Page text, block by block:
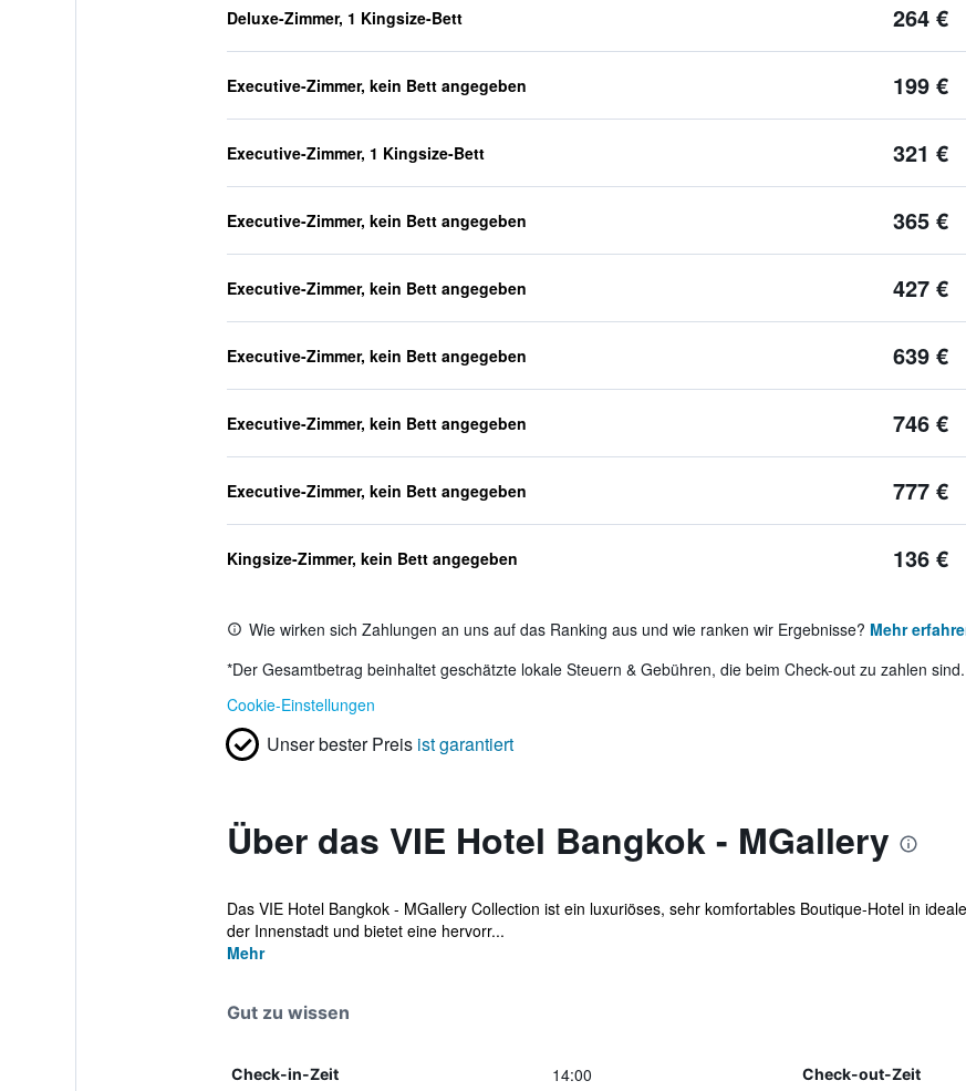
Deluxe-Zimmer, 1 Kingsize-Bett 264 €
Executive-Zimmer, kein Bett angegeben 199 €
Executive-Zimmer, 1 Kingsize-Bett 321 €
Executive-Zimmer, kein Bett angegeben 365 €
Executive-Zimmer, kein Bett angegeben 427 €
Executive-Zimmer, kein Bett angegeben 639 €
Executive-Zimmer, kein Bett angegeben 746 €
Executive-Zimmer, kein Bett angegeben 777 €
Kingsize-Zimmer, kein Bett angegeben 136 €
Wie wirken sich Zahlungen an uns auf das Ranking aus und wie ranken wir Ergebnisse? Mehr
*Der Gesamtbetrag beinhaltet geschätzte lokale Steuern & Gebühren, die beim Check-out zu zahlen sind.
Cookie-Einstellungen
Unser bester Preis ist garantiert
Über das VIE Hotel Bangkok - MGallery
Das VIE Hotel Bangkok - MGallery Collection ist ein luxuriöses, sehr komfortables Boutique-Hotel in
der Innenstadt und bietet eine hervorr...
Mehr
Gut zu wissen
Check-in-Zeit 14:00 Check-out-Zeit